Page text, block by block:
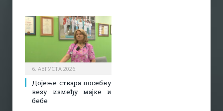
6. АВГУСТА 2026.
Дојење ствара посебну
везу између мајке и
бебе